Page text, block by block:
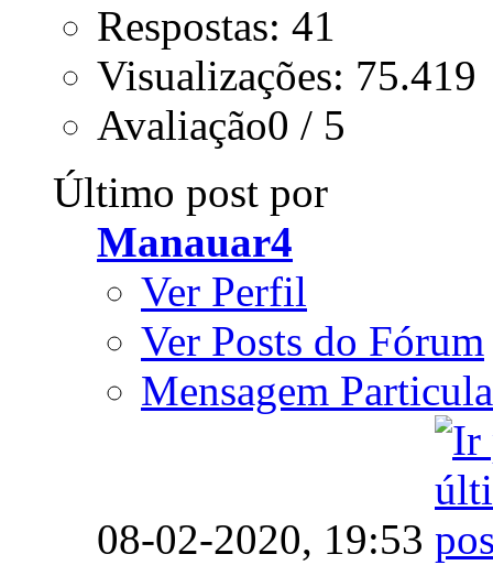
Respostas: 41
Visualizações: 75.419
Avaliação0 / 5
Último post por
Manauar4
Ver Perfil
Ver Posts do Fórum
Mensagem
08-02-2020, 19:53